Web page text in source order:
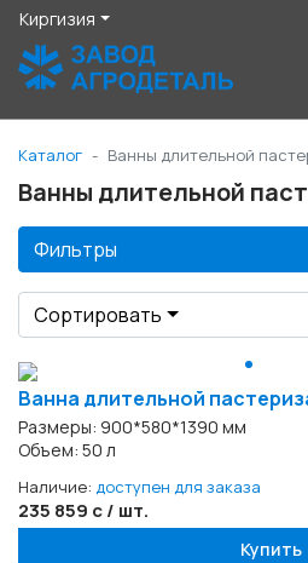
Киргизия
Каталог Ванны длительной
Ванны длительной
Фильтры
Сортировать
Ванна длительной
Размеры: 900*580*1390 мм
Объем: 50 л
Наличие: доступен для заказа
235 859 с / шт.
Купить